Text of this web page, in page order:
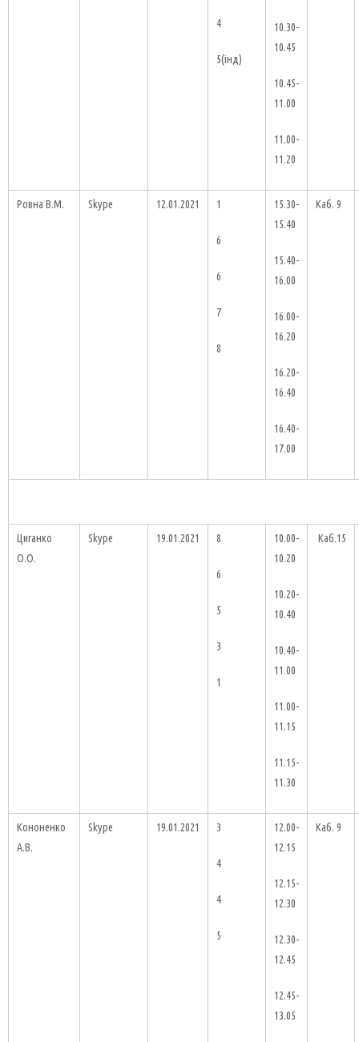
4
5(інд)
10.30-
10.45
10.45-
11.00
11.00-
11.20
Ровна В.М. Skype 12.01.2021 1
6
6
7
8
15.30-
15.40
15.40-
16.00
16.00-
16.20
16.20-
16.40
16.40-
17.00
Каб. 9
Циганко
О.О.
Skype 19.01.2021 8
6
5
3
1
10.00-
10.20
10.20-
10.40
10.40-
11.00
11.00-
11.15
11.15-
11.30
Каб.15
Кононенко
А.В.
Skype 19.01.2021 3
4
4
5
12.00-
12.15
12.15-
12.30
12.30-
12.45
12.45-
13.05
Каб. 9